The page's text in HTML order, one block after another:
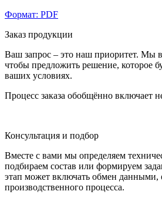
Формат: PDF
Заказ продукции
Ваш запрос – это наш приоритет. Мы
чтобы предложить решение, которое
ваших условиях.
Процесс заказа обобщённо включает
Консультация и подбор
Вместе с вами мы определяем
подбираем состав или формируем
этап может включать обмен данными,
производственного процесса.